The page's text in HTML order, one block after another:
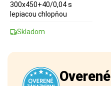
300x450+40/0,04 s
lepiacou chlopňou
Skladom
Overené